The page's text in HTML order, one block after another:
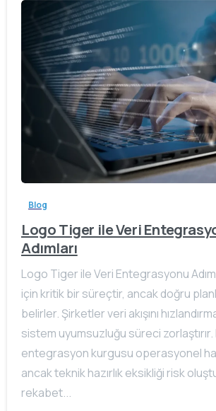
Blog
Logo Tiger ile Veri
Adımları
Logo Tiger ile Veri Entegrasyonu
için kritik bir süreçtir, ancak doğru
belirler. Şirketler veri akışını
sistem uyumsuzluğu süreci
entegrasyon kurgusu operasyonel
ancak teknik hazırlık eksikliği risk
rekabet...